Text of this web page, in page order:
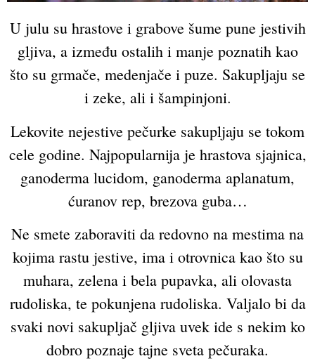
U julu su hrastove i grabove šume pune jestivih
gljiva, a između ostalih i manje poznatih kao
što su grmače, medenjače i puze. Sakupljaju se
i zeke, ali i šampinjoni.
Lekovite nejestive pečurke sakupljaju se tokom
cele godine. Najpopularnija je hrastova sjajnica,
ganoderma lucidom, ganoderma aplanatum,
ćuranov rep, brezova guba…
Ne smete zaboraviti da redovno na mestima na
kojima rastu jestive, ima i otrovnica kao što su
muhara, zelena i bela pupavka, ali olovasta
rudoliska, te pokunjena rudoliska. Valjalo bi da
svaki novi sakupljač gljiva uvek ide s nekim ko
dobro poznaje tajne sveta pečuraka.